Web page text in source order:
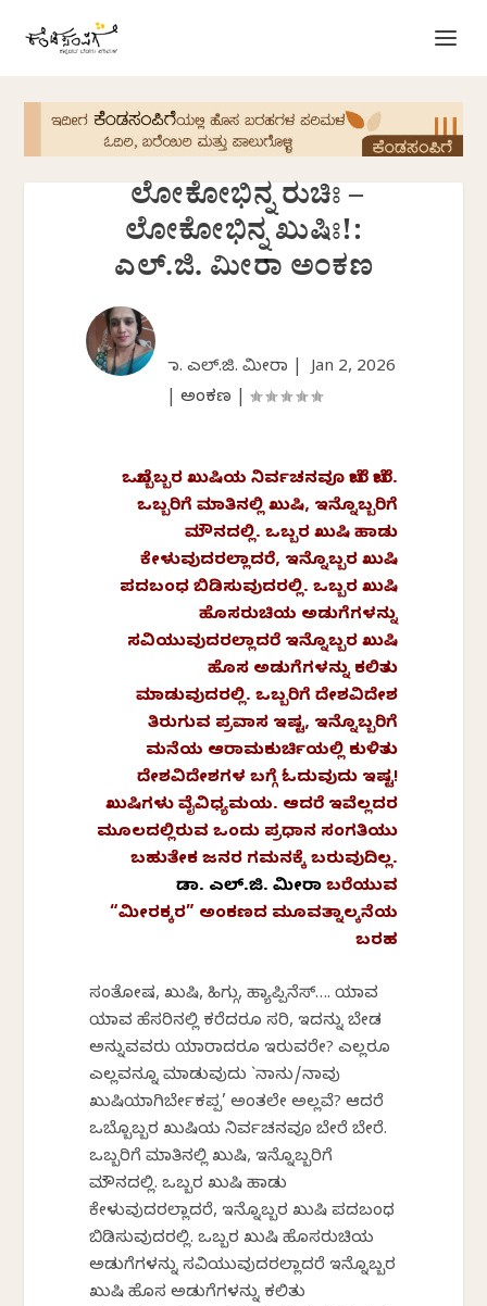
ಲೋಕೋಭಿನ್ನ ರುಚಿಃ –
ಲೋಕೋಭಿನ್ನ ಖುಷಿಃ!:
ಎಲ್.ಜಿ. ಮೀರಾ ಅಂಕಣ
ಡಾ. ಎಲ್.ಜಿ. ಮೀರಾ |Jan 2, 2026
ಅಂಕಣ
ಒಬ್ಬೊಬ್ಬರ ಖುಷಿಯ ನಿರ್ವಚನವೂ ಬೇರೆ ಬೇರೆ.
ಒಬ್ಬರಿಗೆ ಮಾತಿನಲ್ಲಿ ಖುಷಿ, ಇನ್ನೊಬ್ಬರಿಗೆ
ಮೌನದಲ್ಲಿ. ಒಬ್ಬರ ಖುಷಿ ಹಾಡು
ಕೇಳುವುದರಲ್ಲಾದರೆ, ಇನ್ನೊಬ್ಬರ ಖುಷಿ
ಪದಬಂಧ ಬಿಡಿಸುವುದರಲ್ಲಿ. ಒಬ್ಬರ ಖುಷಿ
ಹೊಸರುಚಿಯ ಅಡುಗೆಗಳನ್ನು
ಸವಿಯುವುದರಲ್ಲಾದರೆ ಇನ್ನೊಬ್ಬರ ಖುಷಿ
ಹೊಸ ಅಡುಗೆಗಳನ್ನು ಕಲಿತು
ಮಾಡುವುದರಲ್ಲಿ. ಒಬ್ಬರಿಗೆ ದೇಶವಿದೇಶ
ತಿರುಗುವ ಪ್ರವಾಸ ಇಷ್ಟ, ಇನ್ನೊಬ್ಬರಿಗೆ
ಮನೆಯ ಆರಾಮಕುರ್ಚಿಯಲ್ಲಿ ಕುಳಿತು
ದೇಶವಿದೇಶಗಳ ಬಗ್ಗೆ ಓದುವುದು ಇಷ್ಟ!
ಖುಷಿಗಳು ವೈವಿಧ್ಯಮಯ. ಆದರೆ ಇವೆಲ್ಲದರ
ಮೂಲದಲ್ಲಿರುವ ಒಂದು ಪ್ರಧಾನ ಸಂಗತಿಯು
ಬಹುತೇಕ ಜನರ ಗಮನಕ್ಕೆ ಬರುವುದಿಲ್ಲ.
ಡಾ. ಎಲ್.ಜಿ. ಮೀರಾ ಬರೆಯುವ
“ಮೀರಕ್ಕರ” ಅಂಕಣದ ಮೂವತ್ನಾಲ್ಕನೆಯ
ಬರಹ
ಸಂತೋಷ, ಖುಷಿ, ಹಿಗ್ಗು, ಹ್ಯಾಪ್ಪಿನೆಸ್…. ಯಾವ
ಯಾವ ಹೆಸರಿನಲ್ಲಿ ಕರೆದರೂ ಸರಿ, ಇದನ್ನು ಬೇಡ
ಅನ್ನುವವರು ಯಾರಾದರೂ ಇರುವರೇ? ಎಲ್ಲರೂ
ಎಲ್ಲವನ್ನೂ ಮಾಡುವುದು `ನಾನು/ನಾವು
ಖುಷಿಯಾಗಿರ್ಬೇಕಪ್ಪ’ ಅಂತಲೇ ಅಲ್ಲವೆ? ಆದರೆ
ಒಬ್ಬೊಬ್ಬರ ಖುಷಿಯ ನಿರ್ವಚನವೂ ಬೇರೆ ಬೇರೆ.
ಒಬ್ಬರಿಗೆ ಮಾತಿನಲ್ಲಿ ಖುಷಿ, ಇನ್ನೊಬ್ಬರಿಗೆ
ಮೌನದಲ್ಲಿ. ಒಬ್ಬರ ಖುಷಿ ಹಾಡು
ಕೇಳುವುದರಲ್ಲಾದರೆ, ಇನ್ನೊಬ್ಬರ ಖುಷಿ ಪದಬಂಧ
ಬಿಡಿಸುವುದರಲ್ಲಿ. ಒಬ್ಬರ ಖುಷಿ ಹೊಸರುಚಿಯ
ಅಡುಗೆಗಳನ್ನು ಸವಿಯುವುದರಲ್ಲಾದರೆ ಇನ್ನೊಬ್ಬರ
ಖುಷಿ ಹೊಸ ಅಡುಗೆಗಳನ್ನು ಕಲಿತು